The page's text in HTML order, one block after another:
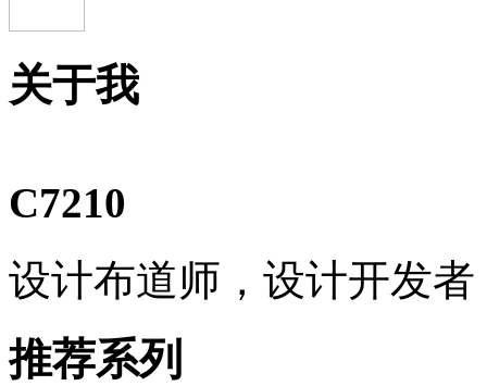
关于我
C7210
设计布道师，设计开发
推荐系列